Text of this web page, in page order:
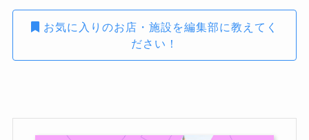
お気に入りのお店・施設を編集部に教えてく
ださい！